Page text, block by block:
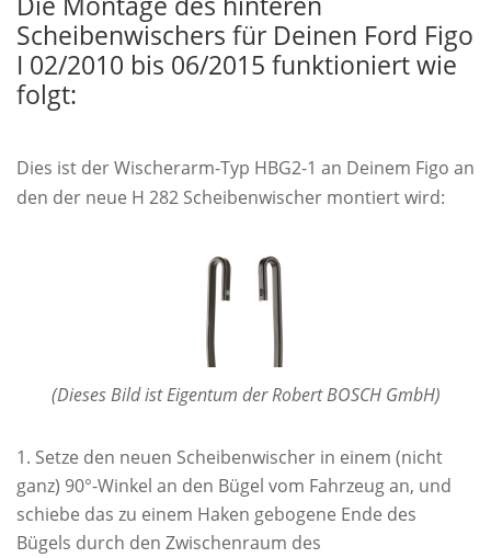
Scheibenwischers für Deinen Ford Figo
I 02/2010 bis 06/2015 funktioniert wie
folgt:
Dies ist der Wischerarm-Typ HBG2-1 an Deinem Figo an
den der neue H 282 Scheibenwischer montiert wird:
(Dieses Bild ist Eigentum der Robert BOSCH GmbH)
Setze den neuen Scheibenwischer in einem (nicht
ganz) 90°-Winkel an den Bügel vom Fahrzeug an, und
schiebe das zu einem Haken gebogene Ende des
Bügels durch den Zwischenraum des